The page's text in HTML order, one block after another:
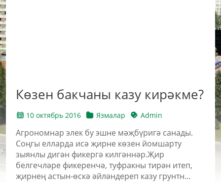
Көзен бакчаны казу кирәкме?
10 октябрь 2016 Язмалар Admin
Агрономнар элек бу эшне мәҗбүригә санады.
Соңгы елларда исә җирне көзен йомшарту
зыянлы дигән фикергә килгәннәр.Җир
белгечләре фи­керенчә, туфракны тирән итеп,
җирнең астын-өскә әйләндереп казу грунтн...